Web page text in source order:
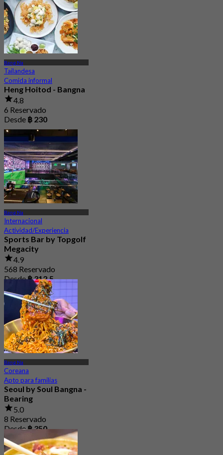
Bang Na
Tailandesa
Comida informal
Heng Hoitod - Bangna
4.8
6 Reservado
Desde ฿ 230
Bang Na
Internacional
Actividad/Experiencia
Sports Bar by Topgolf
Megacity
4.9
568 Reservado
Desde฿ 312.5
Bang Na
Coreana
Apto para familias
Seoul by Soul Bangna -
Bearing
5.0
8 Reservado
Desde฿ 350